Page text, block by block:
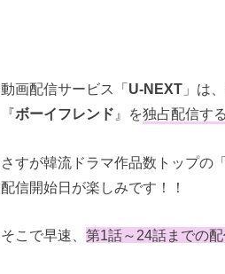
動画配信サービス「 U-NEXT 」は
『ボーイフレンド 』を独占配信す
さすが韓流ドラマ作品数トップの
配信開始日が楽しみです！！
そこで早速、 第1話～24話までの